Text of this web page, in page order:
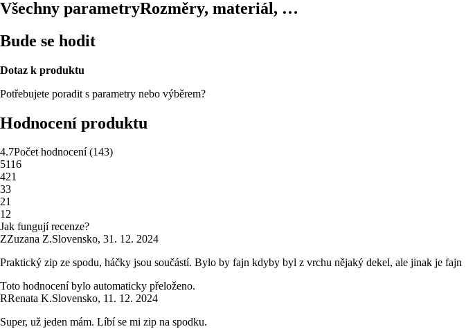
Všechny parametryRozměry, materiál, …
Bude se hodit
Dotaz k produktu
Potřebujete poradit s parametry nebo výběrem?
Hodnocení produktu
4.7Počet hodnocení(143)
5116
421
33
21
12
Jak fungují recenze?
ZZuzana Z.Slovensko, 31. 12. 2024
Praktický zip ze spodu, háčky jsou součástí. Bylo by fajn kdyby byl z vrchu nějaký dekel, ale jinak je fajn
Toto hodnocení bylo automaticky přeloženo.
RRenata K.Slovensko, 11. 12. 2024
Super, už jeden mám. Líbí se mi zip na spodku.